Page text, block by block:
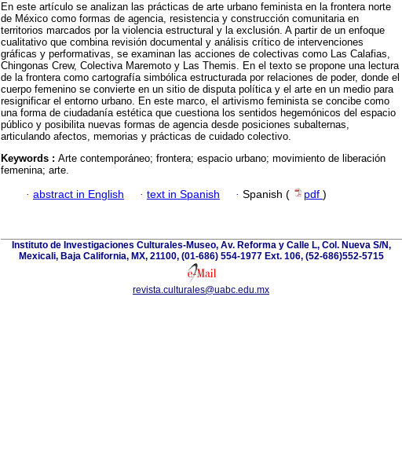
En este artículo se analizan las prácticas de arte urbano feminista en la frontera norte
de México como formas de agencia, resistencia y construcción comunitaria en
territorios marcados por la violencia estructural y la exclusión. A partir de un enfoque
cualitativo que combina revisión documental y análisis crítico de intervenciones
gráficas y performativas, se examinan las acciones de colectivas como Las Calafias,
Chingonas Crew, Colectiva Maremoto y Las Themis. En el texto se propone una lectura
de la frontera como cartografía simbólica estructurada por relaciones de poder, donde el
cuerpo femenino se convierte en un sitio de disputa política y el arte en un medio para
resignificar el entorno urbano. En este marco, el artivismo feminista se concibe como
una forma de ciudadanía estética que cuestiona los sentidos hegemónicos del espacio
público y posibilita nuevas formas de agencia desde posiciones subalternas,
articulando afectos, memorias y prácticas de cuidado colectivo.
Keywords : Arte contemporáneo; frontera; espacio urbano; movimiento de liberación
femenina; arte.
· abstract in English · text in Spanish · Spanish ( pdf )
Instituto de Investigaciones Culturales-Museo, Av. Reforma y Calle L, Col. Nueva S/N,
Mexicali, Baja California, MX, 21100, (01-686) 554-1977 Ext. 106, (52-686)552-5715
revista.culturales@uabc.edu.mx